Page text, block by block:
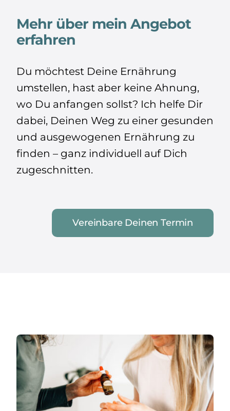
Mehr über mein Angebot
erfahren
Du möchtest Deine Ernährung
umstellen, hast aber keine Ahnung,
wo Du anfangen sollst? Ich helfe Dir
dabei, Deinen Weg zu einer gesunden
und ausgewogenen Ernährung zu
finden – ganz individuell auf Dich
zugeschnitten.
Vereinbare Deinen Termin